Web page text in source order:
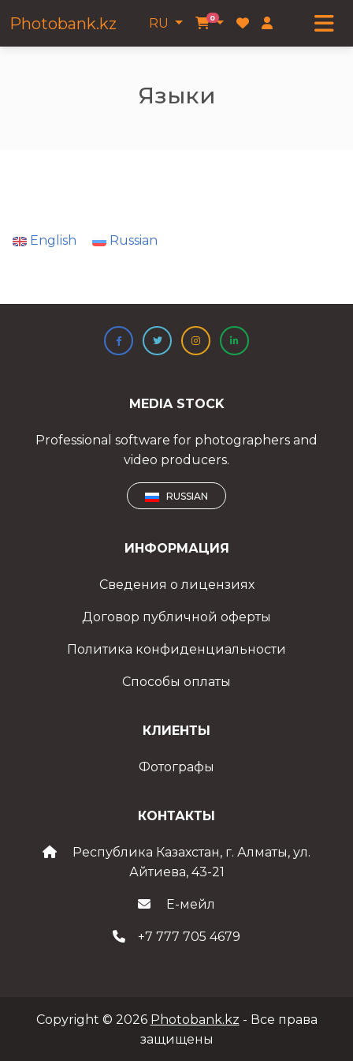
Photobank.kz RU 0
Языки
English Russian
MEDIA STOCK
Professional software for photographers and
video producers.
RUSSIAN
ИНФОРМАЦИЯ
Сведения о лицензиях
Договор публичной оферты
Политика конфиденциальности
Способы оплаты
КЛИЕНТЫ
Фотографы
КОНТАКТЫ
Республика Казахстан, г. Алматы, ул.
Айтиева, 43-21
Е-мейл
+7 777 705 4679
Copyright © 2026 Photobank.kz - Все права
защищены